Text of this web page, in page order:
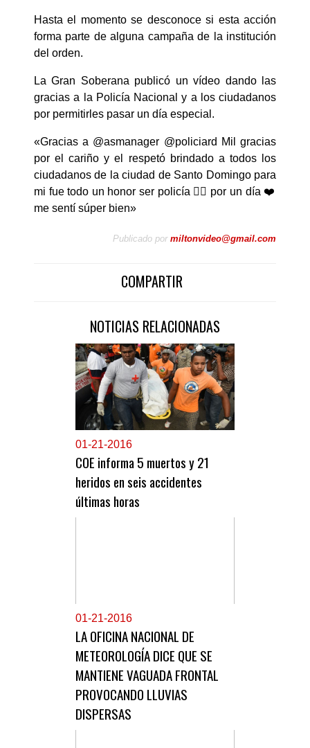
Hasta el momento se desconoce si esta acción
forma parte de alguna campaña de la institución
del orden.
La Gran Soberana publicó un vídeo dando las
gracias a la Policía Nacional y a los ciudadanos
por permitirles pasar un día especial.
«Gracias a @asmanager @policiard Mil gracias
por el cariño y el respetó brindado a todos los
ciudadanos de la ciudad de Santo Domingo para
mi fue todo un honor ser policía 👮‍♀️ por un día ❤️
me sentí súper bien»
Publicado por miltonvideo@gmail.com
COMPARTIR
NOTICIAS RELACIONADAS
01-21-2016
COE informa 5 muertos y 21
heridos en seis accidentes
últimas horas
01-21-2016
LA OFICINA NACIONAL DE
METEOROLOGÍA DICE QUE SE
MANTIENE VAGUADA FRONTAL
PROVOCANDO LLUVIAS
DISPERSAS